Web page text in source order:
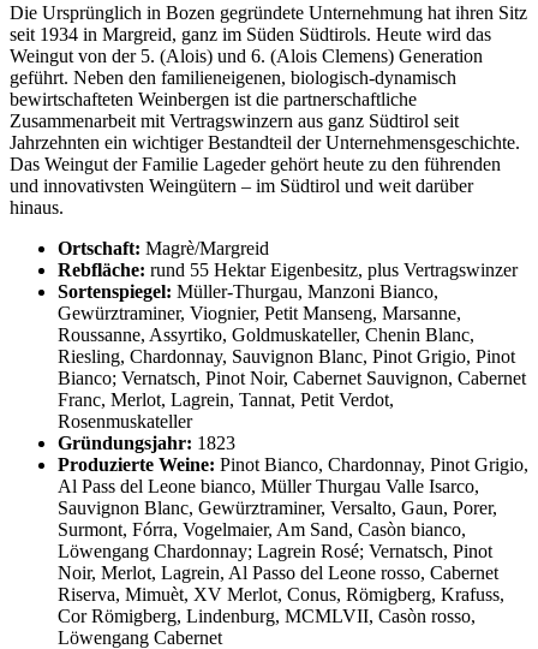
Die Ursprünglich in Bozen gegründete Unternehmung hat ihren Sitz
seit 1934 in Margreid, ganz im Süden Südtirols. Heute wird das
Weingut von der 5. (Alois) und 6. (Alois Clemens) Generation
geführt. Neben den familieneigenen, biologisch-dynamisch
bewirtschafteten Weinbergen ist die partnerschaftliche
Zusammenarbeit mit Vertragswinzern aus ganz Südtirol seit
Jahrzehnten ein wichtiger Bestandteil der Unternehmensgeschichte.
Das Weingut der Familie Lageder gehört heute zu den führenden
und innovativsten Weingütern – im Südtirol und weit darüber
hinaus.
Ortschaft: Magrè/Margreid
Rebfläche: rund 55 Hektar Eigenbesitz, plus Vertragswinzer
Sortenspiegel: Müller-Thurgau, Manzoni Bianco,
Gewürztraminer, Viognier, Petit Manseng, Marsanne,
Roussanne, Assyrtiko, Goldmuskateller, Chenin Blanc,
Riesling, Chardonnay, Sauvignon Blanc, Pinot Grigio, Pinot
Bianco; Vernatsch, Pinot Noir, Cabernet Sauvignon, Cabernet
Franc, Merlot, Lagrein, Tannat, Petit Verdot,
Rosenmuskateller
Gründungsjahr: 1823
Produzierte Weine: Pinot Bianco, Chardonnay, Pinot Grigio,
Al Pass del Leone bianco, Müller Thurgau Valle Isarco,
Sauvignon Blanc, Gewürztraminer, Versalto, Gaun, Porer,
Surmont, Fórra, Vogelmaier, Am Sand, Casòn bianco,
Löwengang Chardonnay; Lagrein Rosé; Vernatsch, Pinot
Noir, Merlot, Lagrein, Al Passo del Leone rosso, Cabernet
Riserva, Mimuèt, XV Merlot, Conus, Römigberg, Krafuss,
Cor Römigberg, Lindenburg, MCMLVII, Casòn rosso,
Löwengang Cabernet